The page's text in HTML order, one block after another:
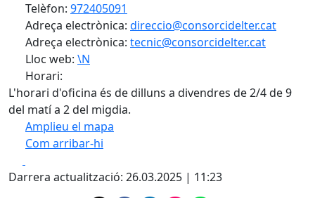
Telèfon: 972405091
Adreça electrònica: direccio@consorcidelter.cat
Adreça electrònica: tecnic@consorcidelter.cat
Lloc web: \N
Horari:
L'horari d'oficina és de dilluns a divendres de 2/4 de 9
del matí a 2 del migdia.
Amplieu el mapa
Com arribar-hi
+
Darrera actualització: 26.03.2025 | 11:23